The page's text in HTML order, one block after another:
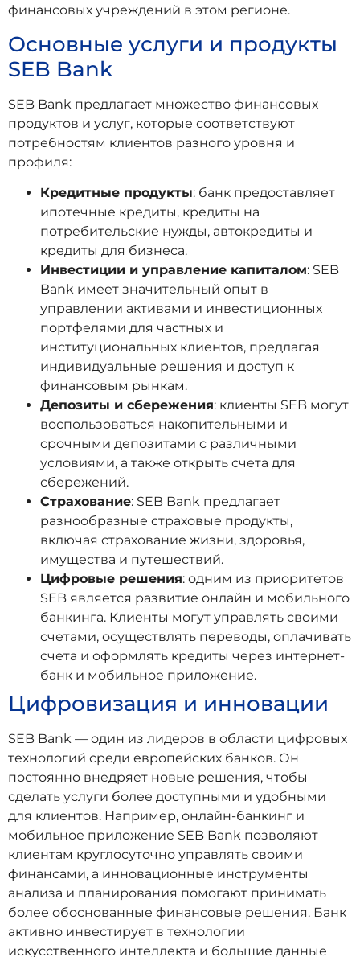
финансовых учреждений в этом регионе.
Основные услуги и продукты
SEB Bank
SEB Bank предлагает множество финансовых
продуктов и услуг, которые соответствуют
потребностям клиентов разного уровня и
профиля:
Кредитные продукты: банк предоставляет
ипотечные кредиты, кредиты на
потребительские нужды, автокредиты и
кредиты для бизнеса.
Инвестиции и управление капиталом: SEB
Bank имеет значительный опыт в
управлении активами и инвестиционных
портфелями для частных и
институциональных клиентов, предлагая
индивидуальные решения и доступ к
финансовым рынкам.
Депозиты и сбережения: клиенты SEB могут
воспользоваться накопительными и
срочными депозитами с различными
условиями, а также открыть счета для
сбережений.
Страхование: SEB Bank предлагает
разнообразные страховые продукты,
включая страхование жизни, здоровья,
имущества и путешествий.
Цифровые решения: одним из приоритетов
SEB является развитие онлайн и мобильного
банкинга. Клиенты могут управлять своими
счетами, осуществлять переводы, оплачивать
счета и оформлять кредиты через интернет-
банк и мобильное приложение.
Цифровизация и инновации
SEB Bank — один из лидеров в области цифровых
технологий среди европейских банков. Он
постоянно внедряет новые решения, чтобы
сделать услуги более доступными и удобными
для клиентов. Например, онлайн-банкинг и
мобильное приложение SEB Bank позволяют
клиентам круглосуточно управлять своими
финансами, а инновационные инструменты
анализа и планирования помогают принимать
более обоснованные финансовые решения. Банк
активно инвестирует в технологии
искусственного интеллекта и большие данные